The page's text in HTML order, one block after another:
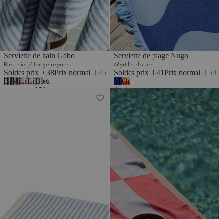
Serviette de bain Gobo
Bleu ciel / Large rayures
Soldes prix €38Prix normal €45
BrunMarron
Lilas
pastel/Large
Lilas
pastel
Bleu
ciel
1
Serviette de plage Nugo
Myrtille douce
Soldes prix €41Prix normal €59
Myrtille
douce
Orange
citrouille
Serviette de plage Su